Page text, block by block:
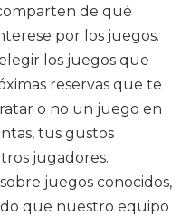
de qué
por los juegos.
los juegos que
reservas que te
o no un juego en
tus gustos
jugadores.
juegos conocidos,
que nuestro equipo